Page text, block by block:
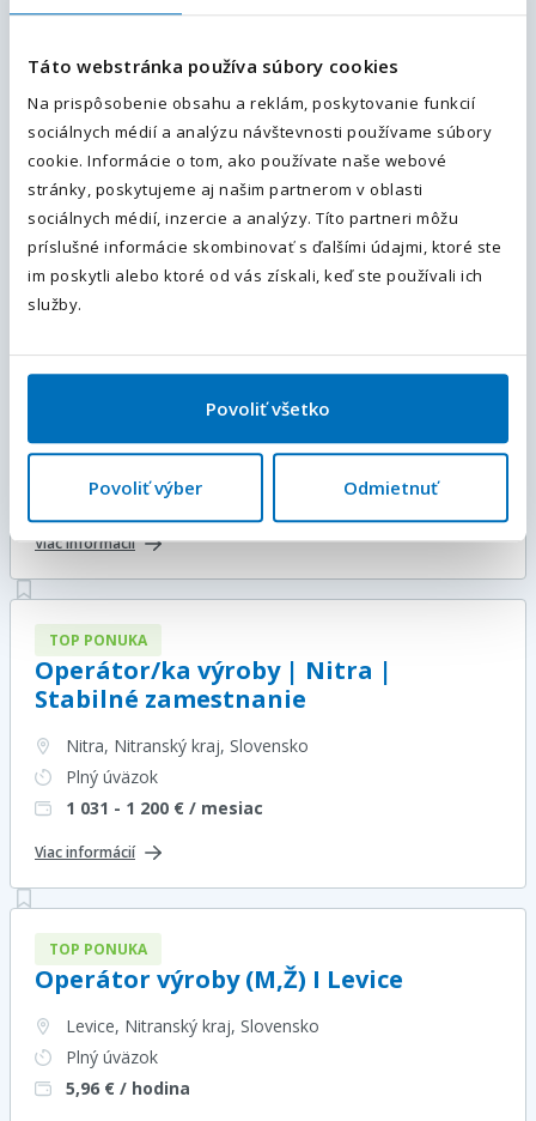
Táto webstránka používa súbory cookies
Na prispôsobenie obsahu a reklám, poskytovanie funkcií
sociálnych médií a analýzu návštevnosti používame súbory
cookie. Informácie o tom, ako používate naše webové
stránky, poskytujeme aj našim partnerom v oblasti
sociálnych médií, inzercie a analýzy. Títo partneri môžu
príslušné informácie skombinovať s ďalšími údajmi, ktoré ste
im poskytli alebo ktoré od vás získali, keď ste používali ich
služby.
Povoliť všetko
Povoliť výber Odmietnuť
Operátor/ka výroby | Strečno |
Strečno, Žilina, Žilinský kraj, Slovensko
Plný úväzok
1 065€ / mesiac
Viac informácií
Práca v Prešove M/Ž | Doprava z
975 - 1 400 € / mesiac
Viac informácií
TOP PONUKA
Operátor/ka výroby | Nitra |
Stabilné zamestnanie
Nitra, Nitranský kraj, Slovensko
Plný úväzok
1 031 - 1 200 € / mesiac
Viac informácií
TOP PONUKA
Operátor výroby (M,Ž) I Levice
Levice, Nitranský kraj, Slovensko
Plný úväzok
5,96 € / hodina
Váš telefón*
+421
Predvoľba
Odoslaním súhlasíte saspracovaním osobných údajov.
Odoslať